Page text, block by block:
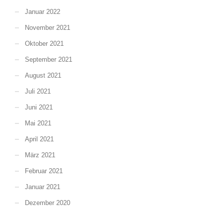
Januar 2022
November 2021
Oktober 2021
September 2021
August 2021
Juli 2021
Juni 2021
Mai 2021
April 2021
März 2021
Februar 2021
Januar 2021
Dezember 2020